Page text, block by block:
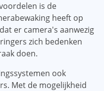
is de
heeft op
er camera's aanwezig
zich bedenken
doen.
ook
Met de mogelijkheid